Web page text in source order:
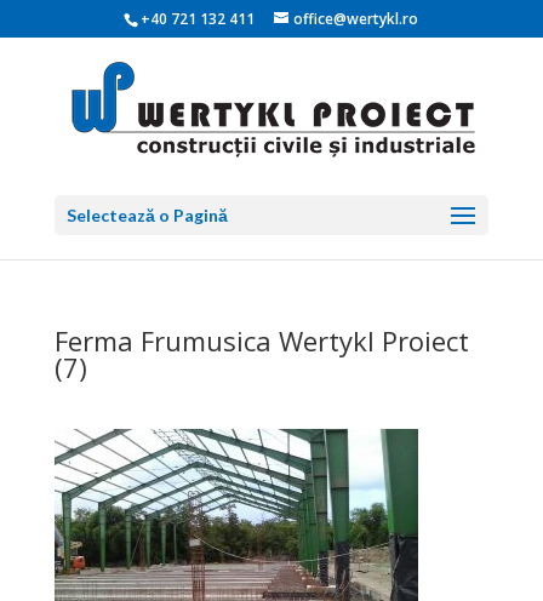
+40 721 132 411 office@wertykl.ro
Selectează o Pagină
Ferma Frumusica Wertykl Proiect
(7)